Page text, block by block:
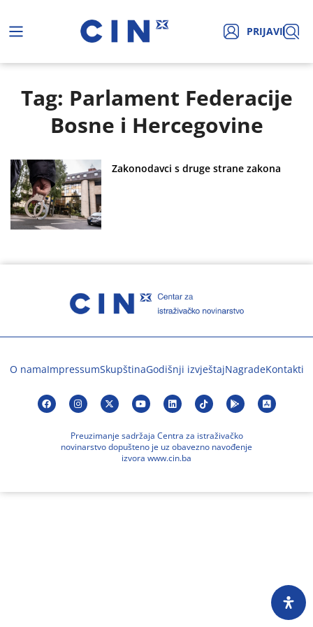
PRIJAVI
Tag: Parlament Federacije
Bosne i Hercegovine
Zakonodavci s druge strane zakona
O namaImpressumSkupštinaGodišnji izvještajNagradeKontakti
Preuzimanje sadržaja Centra za istraživačko
novinarstvo dopušteno je uz obavezno navođenje
izvora www.cin.ba